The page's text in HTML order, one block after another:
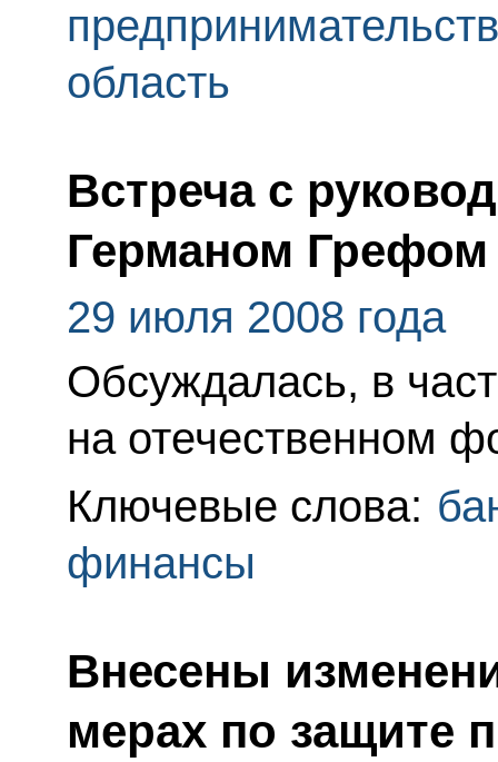
область
Встреча с
Германом Грефом
29 июля 2008 года
Обсуждалась, в
на отечественном
Ключевые слова:
финансы
Внесены
мерах по защите